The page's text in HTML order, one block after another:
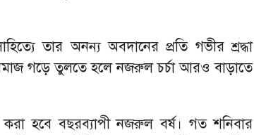
তার অনন্য অবদানের প্রতি গভীর শ্রদ্ধা
গড়ে তুলতে হলে নজরুল চর্চা আরও বাড়াতে
হবে বছরব্যাপী নজরুল বর্ষ। গত শনিবার